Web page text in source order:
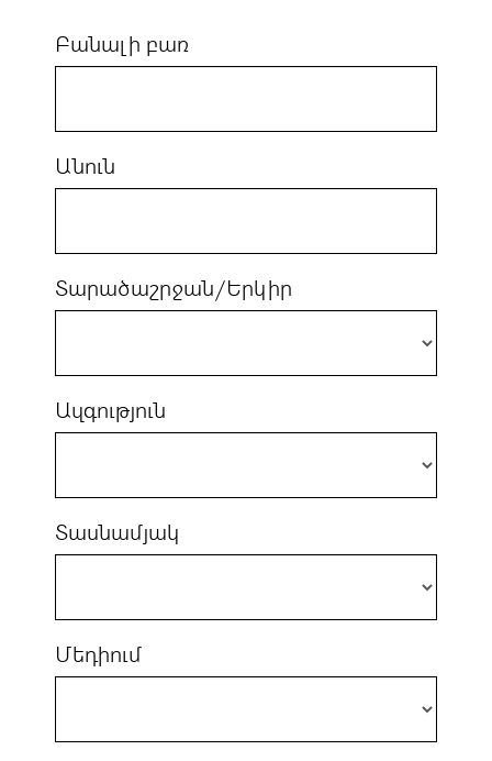
Բանալի բառ
Անուն
Տարածաշրջան/Երկիր
Ազգություն
Տասնամյակ
Մեդիում